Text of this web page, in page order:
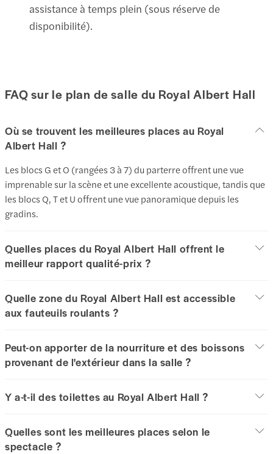
assistance à temps plein (sous réserve de
disponibilité).
FAQ sur le plan de salle du Royal Albert Hall
Où se trouvent les meilleures places au Royal
Albert Hall ?
Les blocs G et O (rangées 3 à 7) du parterre offrent une vue
imprenable sur la scène et une excellente acoustique, tandis que
les blocs Q, T et U offrent une vue panoramique depuis les
gradins.
Quelles places du Royal Albert Hall offrent le
meilleur rapport qualité-prix ?
Quelle zone du Royal Albert Hall est accessible
aux fauteuils roulants ?
Peut-on apporter de la nourriture et des boissons
provenant de l'extérieur dans la salle ?
Y a-t-il des toilettes au Royal Albert Hall ?
Quelles sont les meilleures places selon le
spectacle ?